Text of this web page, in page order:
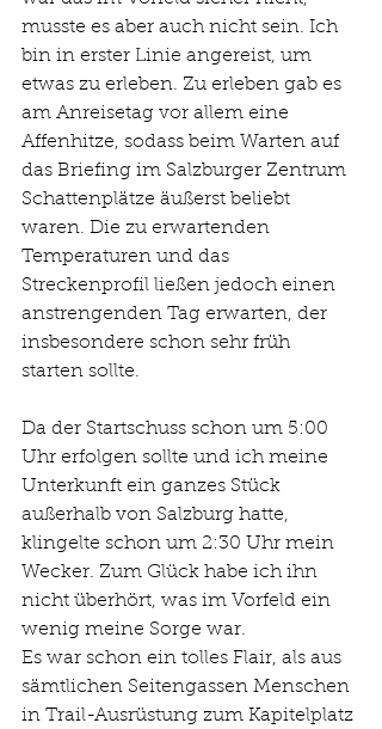
musste es aber auch nicht sein. Ich
bin in erster Linie angereist, um
etwas zu erleben. Zu erleben gab es
am Anreisetag vor allem eine
Affenhitze, sodass beim Warten auf
das Briefing im Salzburger Zentrum
Schattenplätze äußerst beliebt
waren. Die zu erwartenden
Temperaturen und das
Streckenprofil ließen jedoch einen
anstrengenden Tag erwarten, der
insbesondere schon sehr früh
starten sollte.
Da der Startschuss schon um 5:00
Uhr erfolgen sollte und ich meine
Unterkunft ein ganzes Stück
außerhalb von Salzburg hatte,
klingelte schon um 2:30 Uhr mein
Wecker. Zum Glück habe ich ihn
nicht überhört, was im Vorfeld ein
wenig meine Sorge war.
Es war schon ein tolles Flair, als aus
sämtlichen Seitengassen Menschen
in Trail-Ausrüstung zum Kapitelplatz